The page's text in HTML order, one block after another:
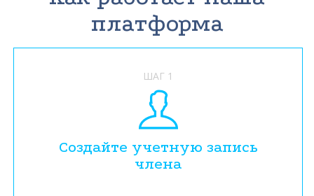
платформа
ШАГ 1
Создайте учетную запись
члена